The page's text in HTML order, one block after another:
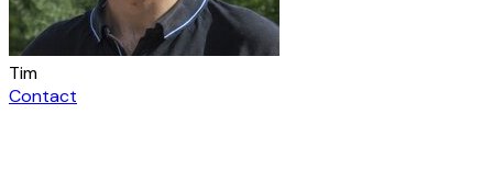
Tim
Contact